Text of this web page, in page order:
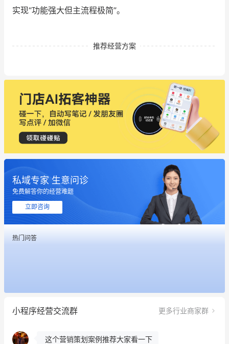
实现“功能强大但主流程极简”。
推荐经营方案
私域专家 生意问诊
免费解答你的经营难题
立即咨询
热门问答
小程序经营交流群 更多行业商家群
这个营销策划案例推荐大家看一下
冰墩墩货源充足需要的联系我